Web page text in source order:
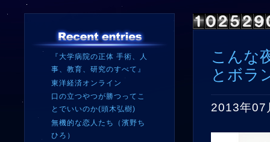
『大学病院の正体 手術、人
事、教育、研究のすべて』
東洋経済オンライン
口の立つやつが勝つってこ
とでいいのか(頭木弘樹)
無機的な恋人たち（濱野ち
ひろ）
こんな
とボラ
2013年07